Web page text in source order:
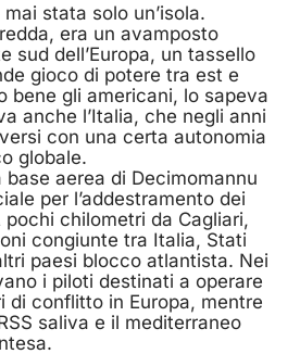
stata solo un’isola.
era un avamposto
sud dell’Europa, un tassello
gioco di potere tra est e
bene gli americani, lo sapeva
anche l’Italia, che negli anni
con una certa autonomia
globale.
aerea di Decimomannu
per l’addestramento dei
chilometri da Cagliari,
congiunte tra Italia, Stati
paesi blocco atlantista. Nei
i piloti destinati a operare
di conflitto in Europa, mentre
saliva e il mediterraneo